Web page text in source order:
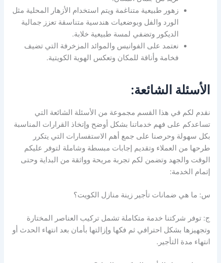
زهور طبيعية متناغمة ويتم استخدام الأزهار المحلية مثل
الورد والفل وبوضعيات هندسية متناسقة تعزز جمالية
الديكور وتضفي لمسة طبيعية خلابة.
نعتمد على الفوانيس والموائد المزخرفة التي تضيف
فخامة وأناقة للمكان وتعكس الهوية الكويتية.
الأسئلة الشائعة:
نقدم لكم في هذا القسم مجموعة من الأسئلة الشائعة التي
تساعدكم على فهم خدماتنا بشكل أوضح وإتخاذ القرارات المناسبة
بكل سهولة وحرصنا على جمع أهم الاستفسارات التي يتكرر
طرحها من العملاء وتقديم إجابات مبسطة وشاملة لتوفر عليكم
الوقت والجهد وتضمن لكم تجربة مريحة وواثقة من البداية وحتى
إتمام الخدمة:
س: ما هي ضمانات تأجير زينة منازل الكويت؟
ج: توفر شركتنا خدمة متكاملة تشمل تركيب العناصر المختارة
وتجهيزها بشكل احترافي ثم فكها وإزالتها بأمان بعد انتهاء الحدث أو
انتهاء مدة التأجير.